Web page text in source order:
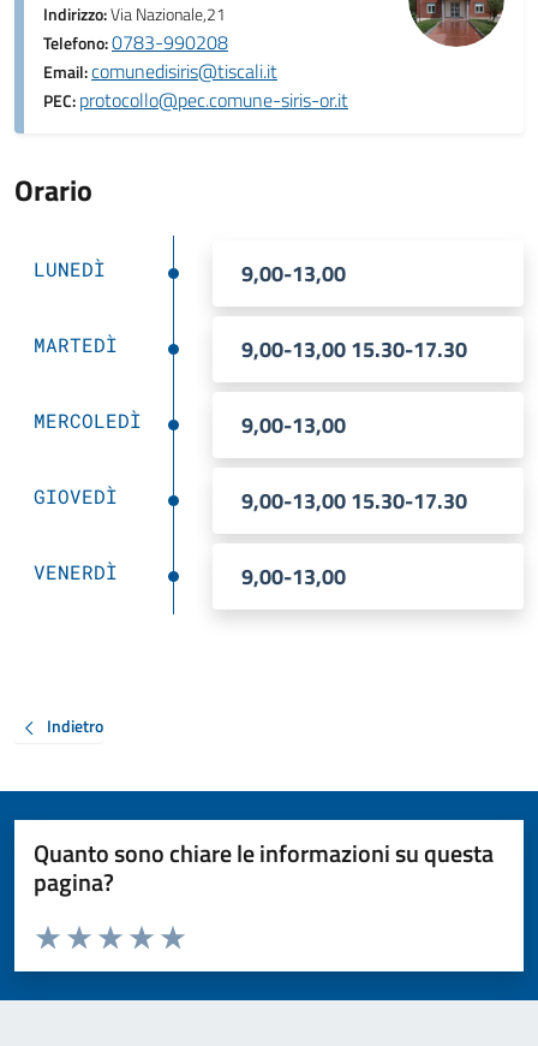
Indirizzo:Via Nazionale,21
Telefono:0783-990208
Email:comunedisiris@tiscali.it
PEC:protocollo@pec.comune-siris-or.it
Orario
LUNEDÌ 9,00-13,00
MARTEDÌ 9,00-13,00 15.30-17.30
MERCOLEDÌ 9,00-13,00
GIOVEDÌ 9,00-13,00 15.30-17.30
VENERDÌ 9,00-13,00
Indietro
Quanto sono chiare le informazioni su questa
pagina?
Valuta da 1 a 5 stelle la pagina
Valuta 5 stelle su 5
Valuta 4 stelle su 5
Valuta 3 stelle su 5
Valuta 2 stelle su 5
Valuta 1 stelle su 5